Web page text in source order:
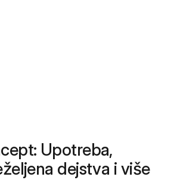
Upotreba,
dejstva i više